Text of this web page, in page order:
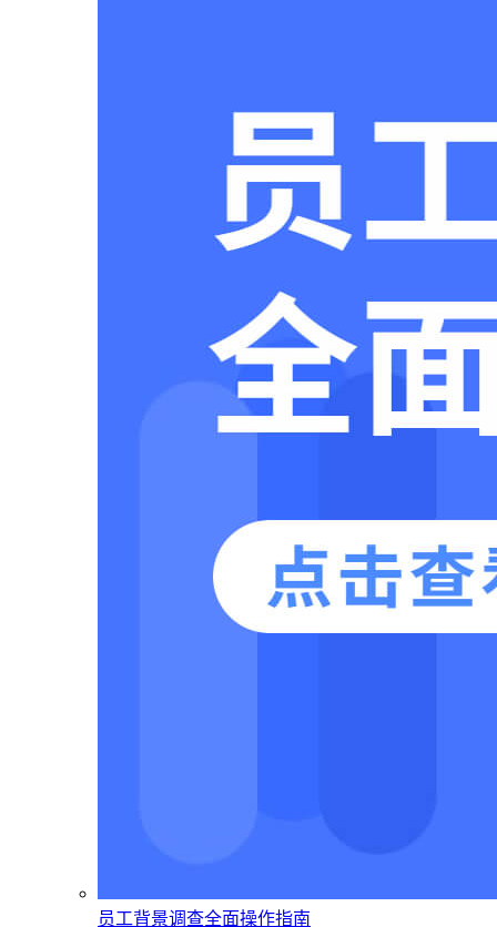
员工背景调查全面操作指南